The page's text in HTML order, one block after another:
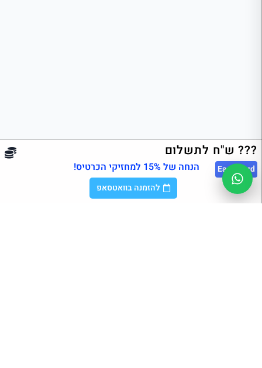
??? ש"ח לתשלום
East Card הנחה של 15% למחזיקי הכרטיס!
להזמנה בוואטסאפ